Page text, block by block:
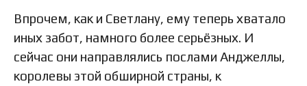
Впрочем, как и Светлану, ему теперь хватало
иных забот, намного более серьёзных. И
сейчас они направлялись послами Анджеллы,
королевы этой обширной страны, к